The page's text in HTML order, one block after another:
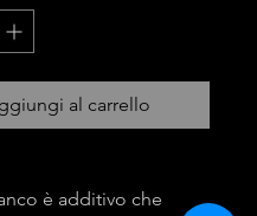
al carrello
è additivo che